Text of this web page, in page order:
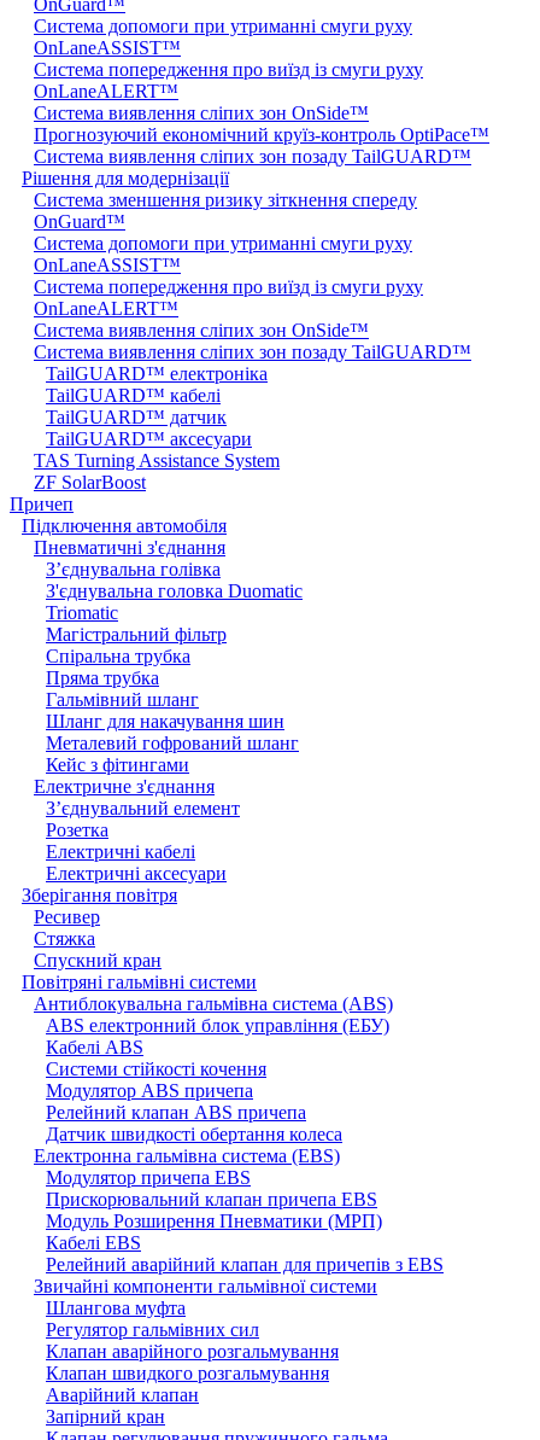
Система допомоги при утриманні смуги руху
OnLaneASSIST™
Система попередження про виїзд із смуги руху
OnLaneALERT™
Система виявлення сліпих зон OnSide™
Прогнозуючий економічний круїз-контроль OptiPace™
Система виявлення сліпих зон позаду TailGUARD™
Рішення для модернізації
Система зменшення ризику зіткнення спереду
OnGuard™
Система допомоги при утриманні смуги руху
OnLaneASSIST™
Система попередження про виїзд із смуги руху
OnLaneALERT™
Система виявлення сліпих зон OnSide™
Система виявлення сліпих зон позаду TailGUARD™
TailGUARD™ електроніка
TailGUARD™ кабелі
TailGUARD™ датчик
TailGUARD™ аксесуари
TAS Turning Assistance System
ZF SolarBoost
Причеп
Підключення автомобіля
Пневматичні з'єднання
З’єднувальна голівка
З'єднувальна головка Duomatic
Triomatic
Магістральний фільтр
Спіральна трубка
Пряма трубка
Гальмівний шланг
Шланг для накачування шин
Металевий гофрований шланг
Кейс з фітингами
Електричне з'єднання
З’єднувальний елемент
Розетка
Електричні кабелі
Електричні аксесуари
Зберігання повітря
Ресивер
Стяжка
Спускний кран
Повітряні гальмівні системи
Антиблокувальна гальмівна система (ABS)
ABS електронний блок управління (ЕБУ)
Кабелі ABS
Системи стійкості кочення
Модулятор ABS причепа
Релейний клапан ABS причепа
Датчик швидкості обертання колеса
Електронна гальмівна система (EBS)
Модулятор причепа EBS
Прискорювальний клапан причепа EBS
Модуль Розширення Пневматики (МРП)
Кабелі EBS
Релейний аварійний клапан для причепів з EBS
Звичайні компоненти гальмівної системи
Шлангова муфта
Регулятор гальмівних сил
Клапан аварійного розгальмування
Клапан швидкого розгальмування
Аварійний клапан
Запірний кран